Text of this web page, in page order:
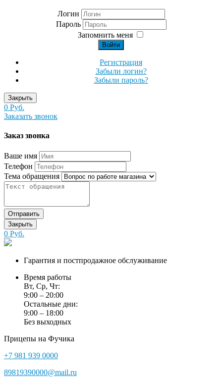
Логин
Пароль
Запомнить меня
Войти
Регистрация
Забыли логин?
Забыли пароль?
Закрыть
0 Руб.
Заказать звонок
Заказ звонка
Ваше имя
Телефон
Тема обращения
Отправить
Закрыть
0 Руб.
Гарантия и постпродажное обслуживание
Время работы
Вт, Ср, Чт:
9:00 – 20:00
Остальные дни:
9:00 – 18:00
Без выходных
Прицепы на Фучика
+7 981 939 0000
89819390000@mail.ru